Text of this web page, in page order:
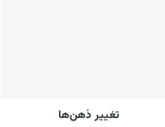
تغییر ذهن‌ها